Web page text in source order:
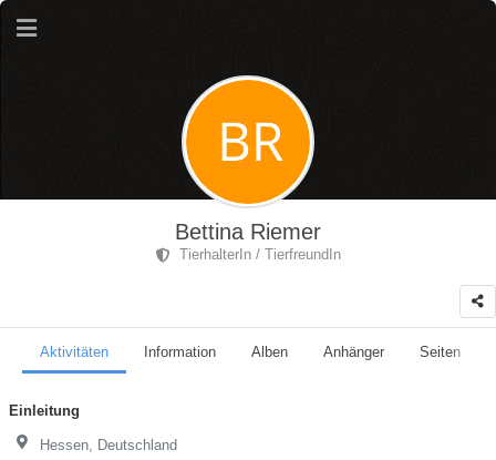
Bettina Riemer
TierhalterIn / TierfreundIn
Aktivitäten Information Alben Anhänger Seiten
Einleitung
Hessen, Deutschland